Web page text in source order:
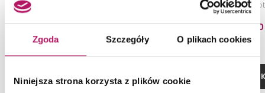
Zgoda Szczegóły O plikach cookies
Niniejsza strona korzysta z plików cookie
203,20 PLN
-4% od 212,50 PLN najniższa cena
ZOBACZ PRODUKT
nikiel
463,60
DODAJ DO